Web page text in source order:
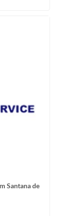
Santana de